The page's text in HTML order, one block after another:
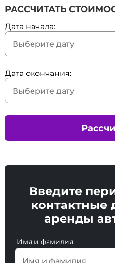
РАССЧИТАТЬ
Дата начала:
Дата окончания:
Введите
контактные
аренды
Имя и фамилия: